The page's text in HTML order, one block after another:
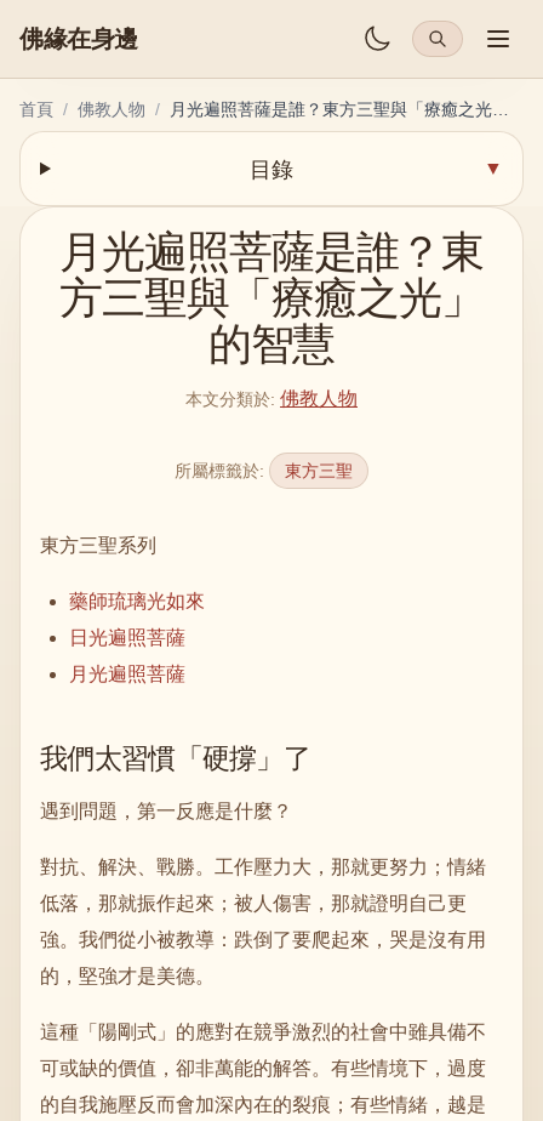
佛緣在身邊
首頁 / 佛教人物 /
目錄 ▼
月光遍照菩薩是誰？東
方三聖與「療癒之光」
的智慧
本文分類於: 佛教人物
所屬標籤於: 東方三聖
東方三聖系列
藥師琉璃光如來
日光遍照菩薩
月光遍照菩薩
我們太習慣「硬撐」了
遇到問題，第一反應是什麼？
對抗、解決、戰勝。工作壓力大，那就更努力；情緒
低落，那就振作起來；被人傷害，那就證明自己更
強。我們從小被教導：跌倒了要爬起來，哭是沒有用
的，堅強才是美德。
這種「陽剛式」的應對在競爭激烈的社會中雖具備不
可或缺的價值，卻非萬能的解答。有些情境下，過度
的自我施壓反而會加深內在的裂痕；有些情緒，越是